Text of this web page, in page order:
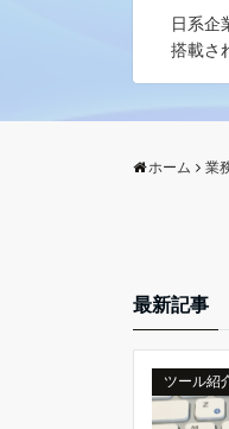
日系企
搭載さ
ホーム 業
最新記事
ツール紹